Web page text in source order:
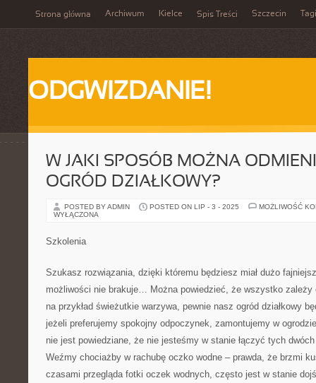
Strona główna Archiwum Kielce Spis Treści Szczecin Tagi
ODGWIZDANIE!
W JAKI SPOSÓB MOŻNA
OGRÓD DZIAŁKOWY?
POSTED BY ADMIN POSTED ON LIP - 3 - 2025
MOŻLIWOŚĆ
WYŁĄCZONA
Szkolenia
Szukasz rozwiązania, dzięki któremu będziesz miał dużo
możliwości nie brakuje… Można powiedzieć, że wszystko zależy
na przykład świeżutkie warzywa, pewnie nasz ogród działkowy
jeżeli preferujemy spokojny odpoczynek, zamontujemy w
nie jest powiedziane, że nie jesteśmy w stanie łączyć tych
Weźmy chociażby w rachubę oczko wodne – prawda, że brzmi
czasami przegląda fotki oczek wodnych, często jest w stanie